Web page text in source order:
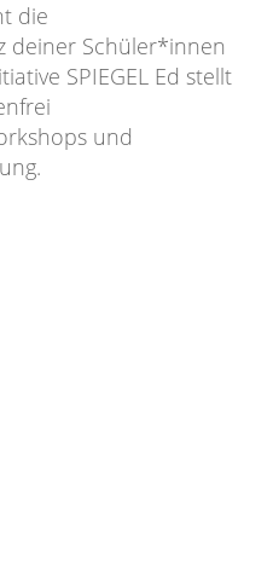
die
deiner Schüler*innen
SPIEGEL Ed stellt
und